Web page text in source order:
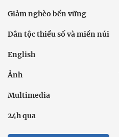
Giảm nghèo bền vững
Dân tộc thiểu số và miền núi
English
Ảnh
Multimedia
24h qua